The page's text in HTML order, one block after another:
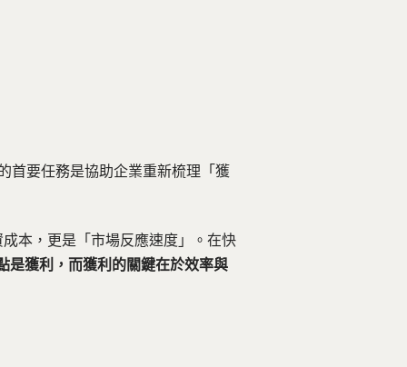
首要任務是協助企業重新梳理「獲
本，更是「市場反應速度」。在快
是獲利，而獲利的關鍵在於效率與